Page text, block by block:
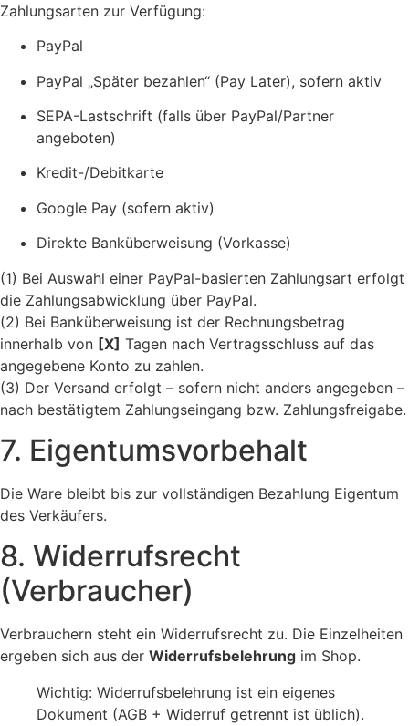
Zahlungsarten zur Verfügung:
PayPal
PayPal „Später bezahlen“ (Pay Later), sofern aktiv
SEPA-Lastschrift (falls über PayPal/Partner
angeboten)
Kredit-/Debitkarte
Google Pay (sofern aktiv)
Direkte Banküberweisung (Vorkasse)
(1) Bei Auswahl einer PayPal-basierten Zahlungsart erfolgt
die Zahlungsabwicklung über PayPal.
(2) Bei Banküberweisung ist der Rechnungsbetrag
innerhalb von [X] Tagen nach Vertragsschluss auf das
angegebene Konto zu zahlen.
(3) Der Versand erfolgt – sofern nicht anders angegeben –
nach bestätigtem Zahlungseingang bzw. Zahlungsfreigabe.
7. Eigentumsvorbehalt
Die Ware bleibt bis zur vollständigen Bezahlung Eigentum
des Verkäufers.
8. Widerrufsrecht
(Verbraucher)
Verbrauchern steht ein Widerrufsrecht zu. Die Einzelheiten
ergeben sich aus der Widerrufsbelehrung im Shop.
Wichtig: Widerrufsbelehrung ist ein eigenes
Dokument (AGB + Widerruf getrennt ist üblich).